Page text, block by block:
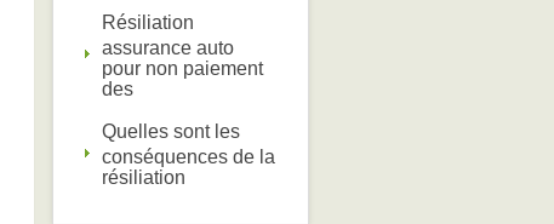
Résiliation
assurance auto
pour non paiement
des
Quelles sont les
conséquences de la
résiliation